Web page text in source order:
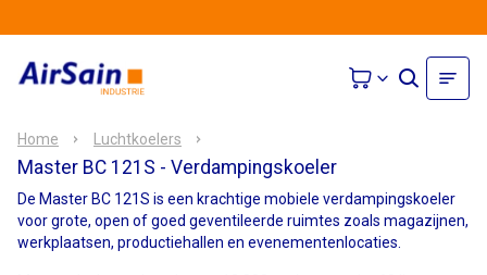
Home Luchtkoelers
Master BC 121S - Verdampingskoeler
De Master BC 121S is een krachtige mobiele verdampingskoeler
voor grote, open of goed geventileerde ruimtes zoals magazijnen,
werkplaatsen, productiehallen en evenementenlocaties.